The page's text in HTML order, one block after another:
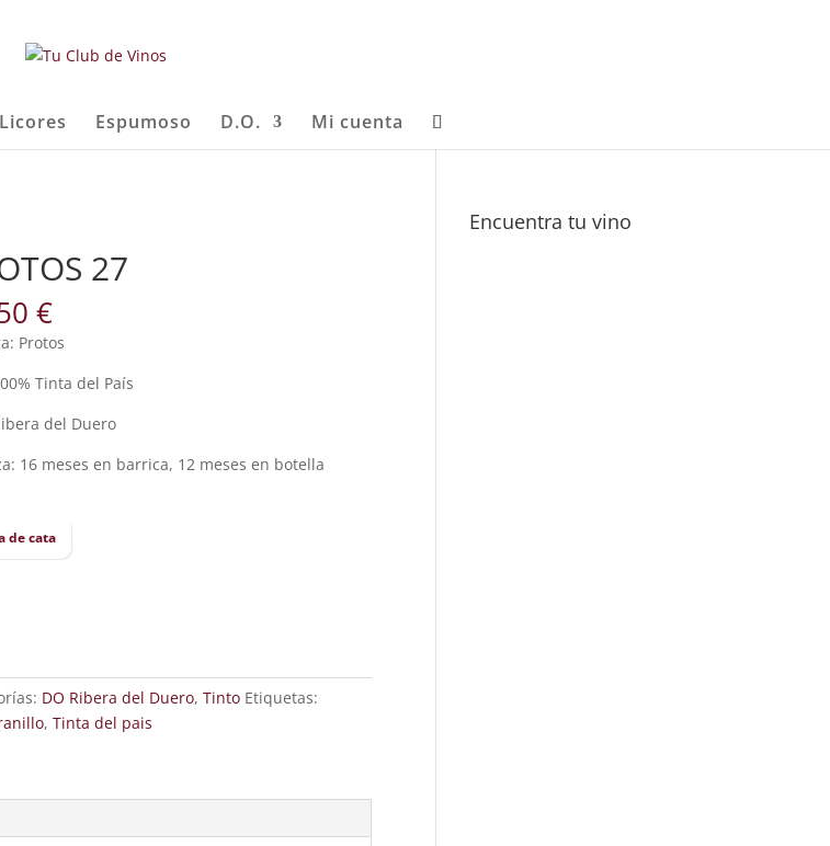
Licores Espumoso D.O. Mi cuenta
27
€
Protos
Tinta del País
del Duero
16 meses en barrica, 12 meses en botella
de cata
DO Ribera del Duero,Tinto Etiquetas:
,Tinta del pais
Encuentra tu vino